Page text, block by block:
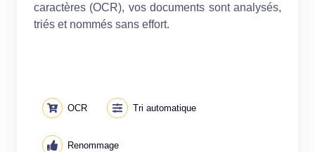
caractères (OCR), vos documents sont analysés,
triés et nommés sans effort.
OCR Tri automatique
Renommage